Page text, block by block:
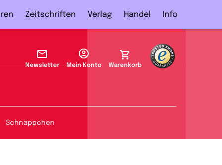
Zeitschriften Verlag Handel Info
Newsletter Mein Konto Warenkorb
Schnäppchen